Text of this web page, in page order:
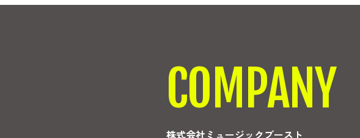
COMPANY
株式会社ミュージックブースト